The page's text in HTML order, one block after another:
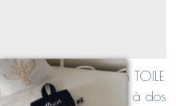
Petit LOUIS Bi-colore en TOILE
de COTON EPAIS, sac à dos